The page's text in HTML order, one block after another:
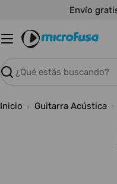
contenido
Envío
Buscar
Inicio Guitarra Acústica